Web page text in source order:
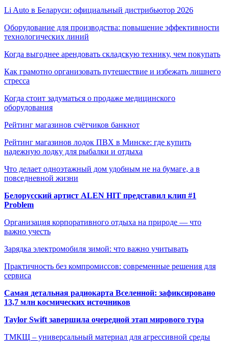
Li Auto в Беларуси: официальный дистрибьютор 2026
Оборудование для производства: повышение эффективности
технологических линий
Когда выгоднее арендовать складскую технику, чем покупать
Как грамотно организовать путешествие и избежать лишнего
стресса
Когда стоит задуматься о продаже медицинского
оборудования
Рейтинг магазинов счётчиков банкнот
Рейтинг магазинов лодок ПВХ в Минске: где купить
надежную лодку для рыбалки и отдыха
Что делает одноэтажный дом удобным не на бумаге, а в
повседневной жизни
Белорусский артист ALEN HIT представил клип #1
Problem
Организация корпоративного отдыха на природе — что
важно учесть
Зарядка электромобиля зимой: что важно учитывать
Практичность без компромиссов: современные решения для
сервиса
Самая детальная радиокарта Вселенной: зафиксировано
13,7 млн космических источников
Taylor Swift завершила очередной этап мирового тура
ТМКЩ – универсальный материал для агрессивной среды